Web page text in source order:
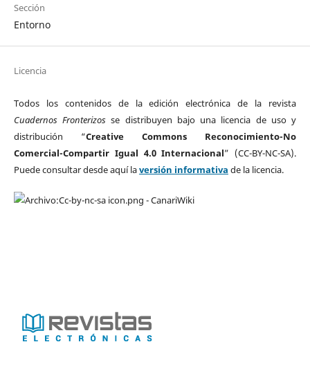
Sección
Entorno
Licencia
Todos los contenidos de la edición electrónica de la revista
Cuadernos Fronterizos se distribuyen bajo una licencia de uso y
distribución “Creative Commons Reconocimiento-No
Comercial-Compartir Igual 4.0 Internacional” (CC-BY-NC-SA).
Puede consultar desde aquí laversión informativa de la licencia.